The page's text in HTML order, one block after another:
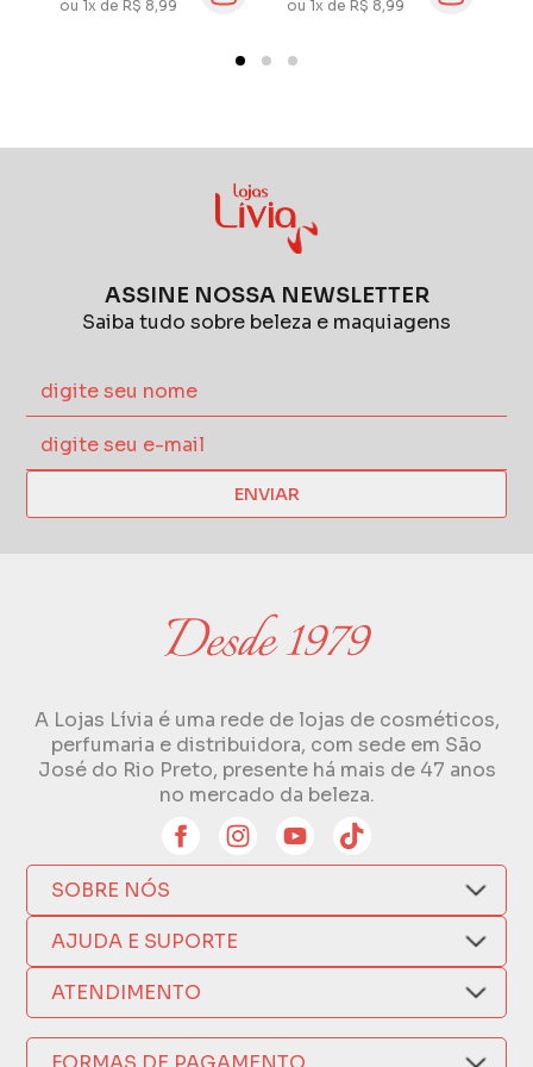
ou 1x de R$ 8,99 ou 1x de R$ 8,99
ASSINE NOSSA NEWSLETTER
Saiba tudo sobre beleza e maquiagens
ENVIAR
A Lojas Lívia é uma rede de lojas de cosméticos,
perfumaria e distribuidora, com sede em São
José do Rio Preto, presente há mais de 47 anos
no mercado da beleza.
SOBRE NÓS
Quem Somos
Compra Segura
Como Comprar
Nossas Lojas
Política de Privacidade
AJUDA E SUPORTE
Nosso Aplicativo
Trocas e Devoluções
Formas de Pagamento
ATENDIMENTO
Fale por WhatsApp